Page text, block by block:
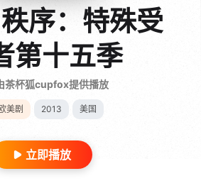
序：特殊受
第十五季
茶杯狐cupfox提供播放
美剧 2013 美国
立即播放